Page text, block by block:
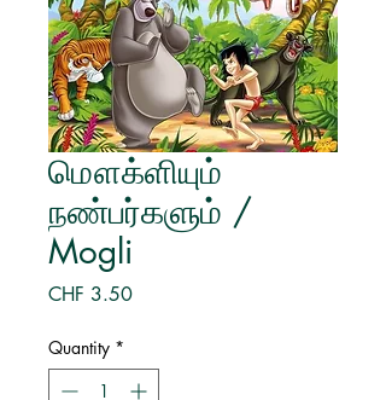
மௌக்ளியும்
நண்பர்களும் /
Mogli
CHF 3.50Price
Quantity *